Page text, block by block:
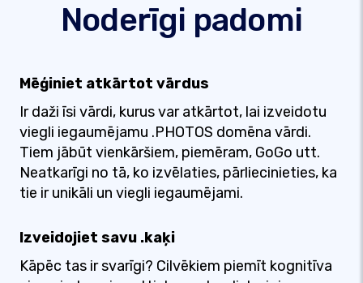
Noderīgi padomi
Mēģiniet atkārtot vārdus
Ir daži īsi vārdi, kurus var atkārtot, lai izveidotu
viegli iegaumējamu .PHOTOS domēna vārdi.
Tiem jābūt vienkāršiem, piemēram, GoGo utt.
Neatkarīgi no tā, ko izvēlaties, pārliecinieties, ka
tie ir unikāli un viegli iegaumējami.
Izveidojiet savu .kaķi
Kāpēc tas ir svarīgi? Cilvēkiem piemīt kognitīva